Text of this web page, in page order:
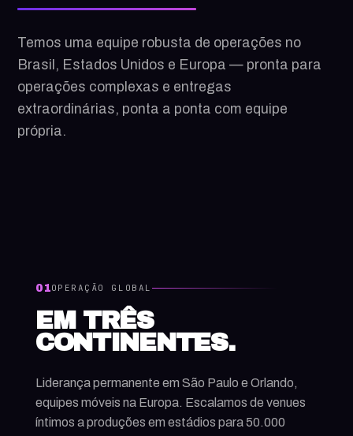
Temos uma equipe robusta de operações no
Brasil, Estados Unidos e Europa — pronta para
operações complexas e entregas
extraordinárias, ponta a ponta com equipe
própria.
01OPERAÇÃO GLOBAL
EM TRÊS
CONTINENTES.
Liderança permanente em São Paulo e Orlando,
equipes móveis na Europa. Escalamos de venues
íntimos a produções em estádios para 50.000